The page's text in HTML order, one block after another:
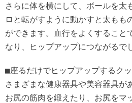
さらに体を横にして、ボールを太
ロと転がすように動かすと太もも
ができます。血行をよくすること
なり、ヒップアップにつながるで
■座るだけでヒップアップするク
さまざまな健康器具や美容器具が
お尻の筋肉を鍛えたり、お尻をマ